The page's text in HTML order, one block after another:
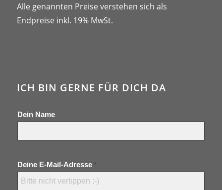
Alle genannten Preise verstehen sich als
Endpreise inkl. 19% MwSt.
ICH BIN GERNE FÜR DICH DA
Dein Name
Deine E-Mail-Adresse *